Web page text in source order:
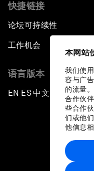
本网站
我们使
容与广
的流量
合作伙
些合作
们或他
他信息相
快捷链接
论坛可持续性
工作机会
语言版本
EN ▪ES▪中文▪ 日本語